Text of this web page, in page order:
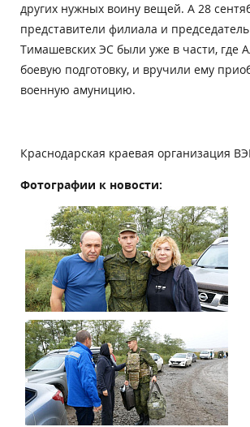
других нужных воину вещей. А 28
представители филиала и
Тимашевских ЭС были уже в части, где
боевую подготовку, и вручили ему
военную амуницию.
Краснодарская краевая организация
Фотографии к новости: